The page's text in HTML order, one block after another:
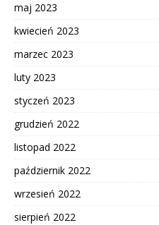
maj 2023
kwiecień 2023
marzec 2023
luty 2023
styczeń 2023
grudzień 2022
listopad 2022
październik 2022
wrzesień 2022
sierpień 2022